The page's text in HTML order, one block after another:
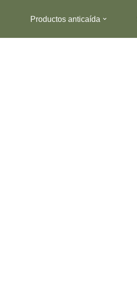
Productos anticaída